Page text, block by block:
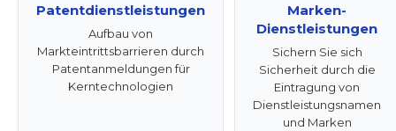
Patentdienstleistungen
Aufbau von
Markteintrittsbarrieren durch
Patentanmeldungen für
Kerntechnologien
Marken-
Dienstleistungen
Sichern Sie sich
Sicherheit durch die
Eintragung von
Dienstleistungsnamen
und Marken